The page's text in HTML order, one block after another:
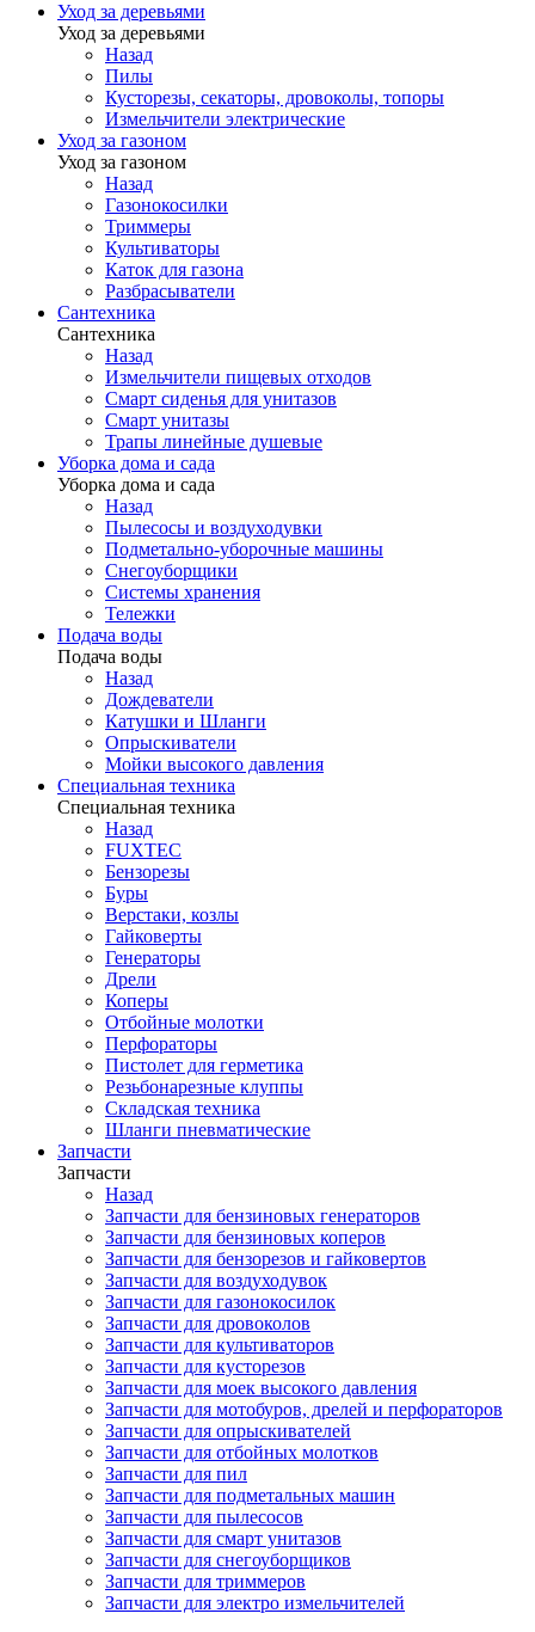
Уход за деревьями
Уход за деревьями
Назад
Пилы
Кусторезы, секаторы, дровоколы, топоры
Измельчители электрические
Уход за газоном
Уход за газоном
Назад
Газонокосилки
Триммеры
Культиваторы
Каток для газона
Разбрасыватели
Сантехника
Сантехника
Назад
Измельчители пищевых отходов
Смарт сиденья для унитазов
Смарт унитазы
Трапы линейные душевые
Уборка дома и сада
Уборка дома и сада
Назад
Пылесосы и воздуходувки
Подметально-уборочные машины
Снегоуборщики
Системы хранения
Тележки
Подача воды
Подача воды
Назад
Дождеватели
Катушки и Шланги
Опрыскиватели
Мойки высокого давления
Специальная техника
Специальная техника
Назад
FUXTEC
Бензорезы
Буры
Верстаки, козлы
Гайковерты
Генераторы
Дрели
Коперы
Отбойные молотки
Перфораторы
Пистолет для герметика
Резьбонарезные клуппы
Складская техника
Шланги пневматические
Запчасти
Запчасти
Назад
Запчасти для бензиновых генераторов
Запчасти для бензиновых коперов
Запчасти для бензорезов и гайковертов
Запчасти для воздуходувок
Запчасти для газонокосилок
Запчасти для дровоколов
Запчасти для культиваторов
Запчасти для кусторезов
Запчасти для моек высокого давления
Запчасти для мотобуров, дрелей и перфораторов
Запчасти для опрыскивателей
Запчасти для отбойных молотков
Запчасти для пил
Запчасти для подметальных машин
Запчасти для пылесосов
Запчасти для смарт унитазов
Запчасти для снегоуборщиков
Запчасти для триммеров
Запчасти для электро измельчителей